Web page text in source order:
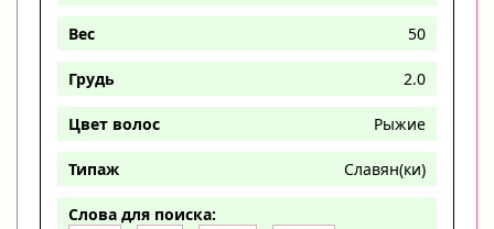
Вес 50
Грудь 2.0
Цвет волос Рыжие
Типаж Славян(ки)
Слова для поиска: